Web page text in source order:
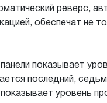
реверс,
обеспечат не
показывает
последний,
уровень